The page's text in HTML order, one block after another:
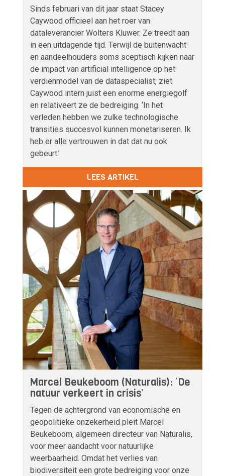
Sinds februari van dit jaar staat Stacey
Caywood officieel aan het roer van
dataleverancier Wolters Kluwer. Ze treedt aan
in een uitdagende tijd. Terwijl de buitenwacht
en aandeelhouders soms sceptisch kijken naar
de impact van artificial intelligence op het
verdienmodel van de dataspecialist, ziet
Caywood intern juist een enorme energiegolf
en relativeert ze de bedreiging. ‘In het
verleden hebben we zulke technologische
transities succesvol kunnen monetariseren. Ik
heb er alle vertrouwen in dat dat nu ook
gebeurt.’
LEES ARTIKEL
Marcel Beukeboom (Naturalis): ‘De
natuur verkeert in crisis’
Tegen de achtergrond van economische en
geopolitieke onzekerheid pleit Marcel
Beukeboom, algemeen directeur van Naturalis,
voor meer aandacht voor natuurlijke
weerbaarheid. Omdat het verlies van
biodiversiteit een grote bedreiging voor onze